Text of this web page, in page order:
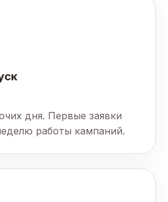
дня. Первые заявки
работы кампаний.